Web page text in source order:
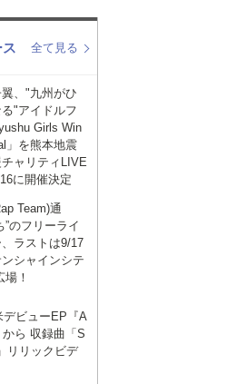
謡
ー
全て見る
、"九州がひ
"アイドルフ
Girls Win
」を熊本地震
ャリティLIVE
に開催決定
Team)通
”のフリーライ
ラストは9/17
シャインシテ
場！
デビューEP『A
から 収録曲「S
リリックビデ